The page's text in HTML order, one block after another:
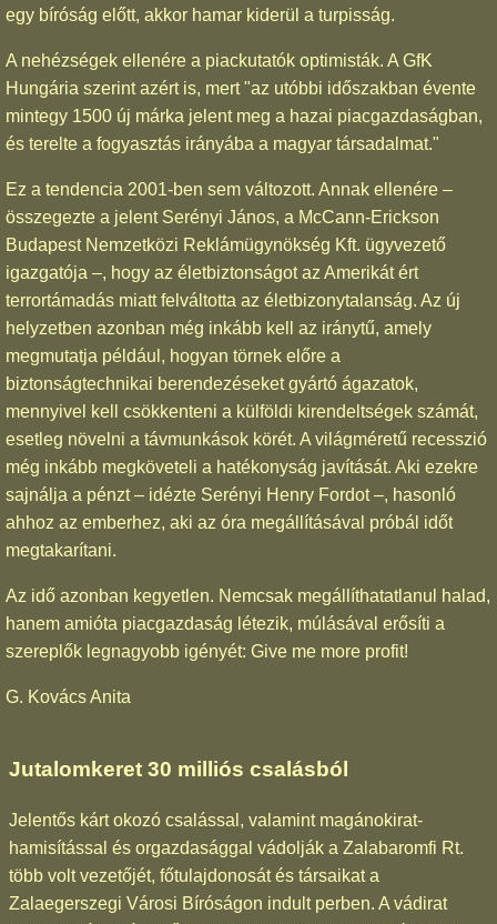
egy bíróság előtt, akkor hamar kiderül a turpisság.
A nehézségek ellenére a piackutatók optimisták. A GfK
Hungária szerint azért is, mert "az utóbbi időszakban évente
mintegy 1500 új márka jelent meg a hazai piacgazdaságban,
és terelte a fogyasztás irányába a magyar társadalmat."
Ez a tendencia 2001-ben sem változott. Annak ellenére –
összegezte a jelent Serényi János, a McCann-Erickson
Budapest Nemzetközi Reklámügynökség Kft. ügyvezető
igazgatója –, hogy az életbiztonságot az Amerikát ért
terrortámadás miatt felváltotta az életbizonytalanság. Az új
helyzetben azonban még inkább kell az iránytű, amely
megmutatja például, hogyan törnek előre a
biztonságtechnikai berendezéseket gyártó ágazatok,
mennyivel kell csökkenteni a külföldi kirendeltségek számát,
esetleg növelni a távmunkások körét. A világméretű recesszió
még inkább megköveteli a hatékonyság javítását. Aki ezekre
sajnálja a pénzt – idézte Serényi Henry Fordot –, hasonló
ahhoz az emberhez, aki az óra megállításával próbál időt
megtakarítani.
Az idő azonban kegyetlen. Nemcsak megállíthatatlanul halad,
hanem amióta piacgazdaság létezik, múlásával erősíti a
szereplők legnagyobb igényét: Give me more profit!
G. Kovács Anita
Jutalomkeret 30 milliós csalásból
Jelentős kárt okozó csalással, valamint magánokirat-
hamisítással és orgazdasággal vádolják a Zalabaromfi Rt.
több volt vezetőjét, főtulajdonosát és társaikat a
Zalaegerszegi Városi Bíróságon indult perben. A vádirat